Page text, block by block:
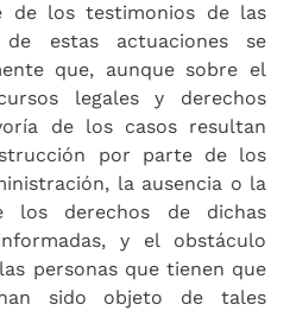
de los testimonios de las
de estas actuaciones se
que, aunque sobre el
legales y derechos
de los casos resultan
por parte de los
la ausencia o la
los derechos de dichas
y el obstáculo
personas que tienen que
sido objeto de tales